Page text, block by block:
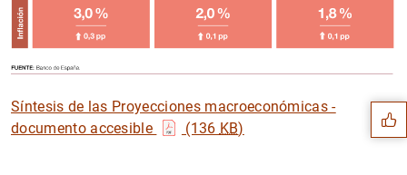
Síntesis de las Proyecciones macroeconómicas -
documento accesible
(136 KB)
Sugerencias